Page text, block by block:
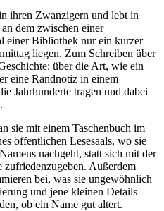
ihren Zwanzigern und lebt in
dem zwischen einer
einer Bibliothek nur ein kurzer
liegen. Zum Schreiben über
über die Art, wie ein
eine Randnotiz in einem
Jahrhunderte tragen und dabei
sie mit einem Taschenbuch im
öffentlichen Lesesaals, wo sie
nachgeht, statt sich mit der
zufriedenzugeben. Außerdem
bei, was sie ungewöhnlich
und jene kleinen Details
ob ein Name gut altert.